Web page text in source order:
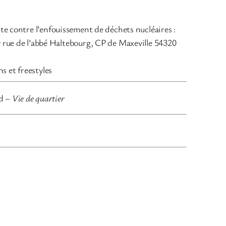
pour
augmenter
contre l’enfouissement de déchets nucléaires :
de l’abbé Haltebourg, CP de Maxeville 54320
et freestyles
– Vie de quartier